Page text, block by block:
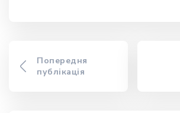
Попередня
публікація